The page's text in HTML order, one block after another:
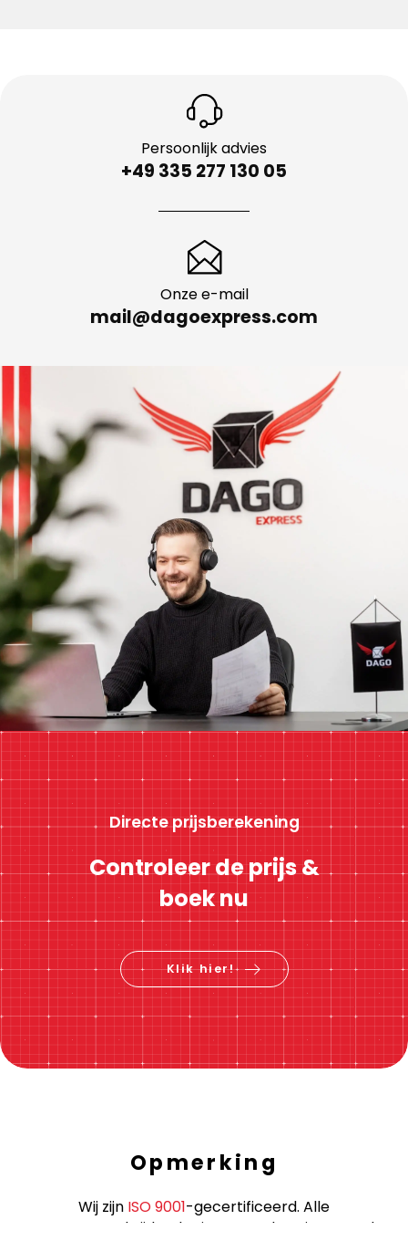
Persoonlijk advies
+49 335 277 130 05
Onze e-mail
mail@dagoexpress.com
Directe prijsberekening
Controleer de prijs &
boek nu
Klik hier!
Opmerking
Wij zijn ISO 9001-gecertificeerd. Alle
grensoverschrijdende ritten worden uitgevoerd